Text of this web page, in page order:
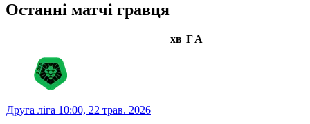
Останні матчі гравця
хв ГА
Друга ліга 10:00, 22 трав. 2026